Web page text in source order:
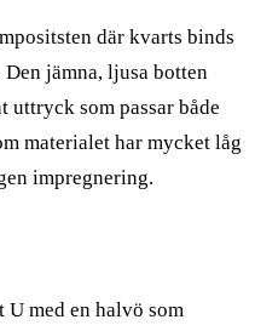
där kvarts binds
jämna, ljusa botten
som passar både
materialet har mycket låg
impregnering.
med en halvö som